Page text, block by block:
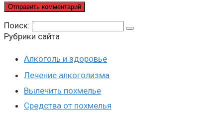
Поиск:
Рубрики сайта
Алкоголь и здоровье
Лечение алкоголизма
Вылечить похмелье
Средства от похмелья